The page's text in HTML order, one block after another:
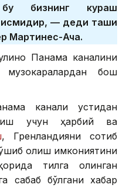
бизнинг кураш
— деди ташқи
Мартинес-Ача.
Панама каналини
бош
канали устидан
учун ҳарбий ва
, Гренландияни сотиб
олиш имкониятини
тилга олинган
сабаб бўлгани хабар